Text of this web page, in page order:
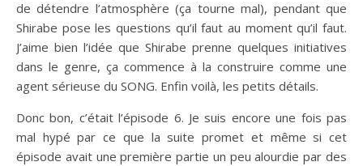
de détendre l’atmosphère (ça tourne mal), pendant que
Shirabe pose les questions qu’il faut au moment qu’il faut.
J’aime bien l’idée que Shirabe prenne quelques initiatives
dans le genre, ça commence à la construire comme une
agent sérieuse du SONG. Enfin voilà, les petits détails.
Donc bon, c’était l’épisode 6. Je suis encore une fois pas
mal hypé par ce que la suite promet et même si cet
épisode avait une première partie un peu alourdie par des